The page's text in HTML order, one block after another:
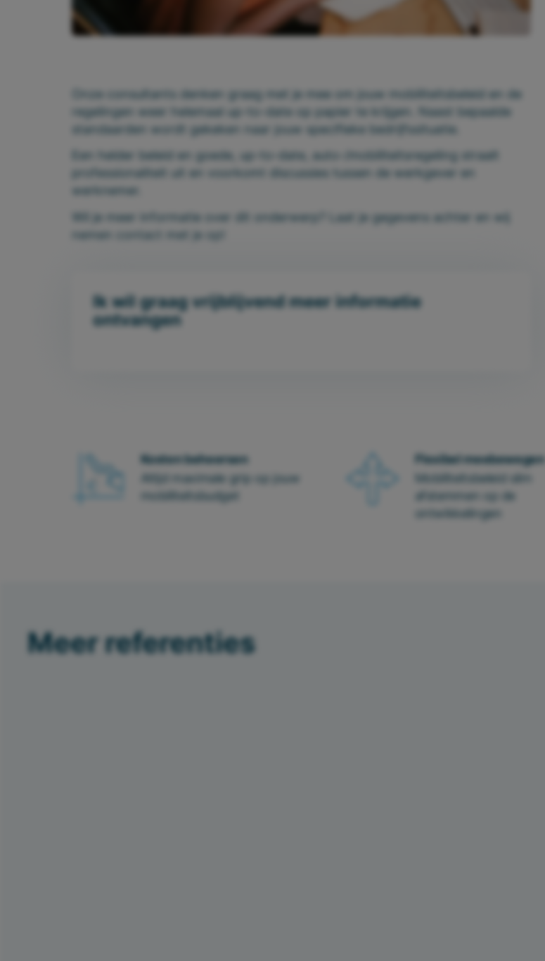
Onze consultants denken graag met je mee om jouw mobiliteitsbeleid en de
regelingen weer helemaal up-to-date op papier te krijgen. Naast bepaalde
standaarden wordt gekeken naar jouw specifieke bedrijfssituatie.
Een helder beleid en goede, up-to-date, auto-/mobiliteitsregeling straalt
professionaliteit uit en voorkomt discussies tussen de werkgever en
werknemer.
Wil je meer informatie over dit onderwerp? Laat je gegevens achter en wij
nemen contact met je op!
Ik wil graag vrijblijvend meer informatie
ontvangen
Kosten beheersen
Altijd maximale grip op jouw
mobiliteitsbudget
Flexibel meebewegen
Mobiliteitsbeleid slim
afstemmen op de
ontwikkelingen
Meer referenties